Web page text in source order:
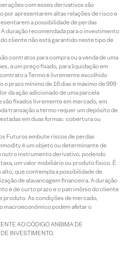
com esses derivativos são
por apresentarem altas relações de risco e
a possibilidade de perdas
duração recomendada para o investimento
cliente não está garantido neste tipo de
contratos para compra ou a venda de uma
a um preço fixado, para liquidação em
a Termo é livremente escolhido
prazo mínimo de 16 dias e máximo de 999
da ação adicionado de uma parcela
fixados livremente em mercado, em
transação a termo requer um depósito de
em duas formas: cobertura ou
Futuros embute riscos de perdas
é um objeto ou determinante de
instrumento derivativo, podendo
um valor mobiliário ou produto físico. É
que contempla a possibilidade de
de alavancagem financeira. A duração
é de curto prazo e o patrimônio do cliente
produto. As condições de mercado,
macroeconômico podem afetar o
AO CÓDIGO ANBIMA DE
INVESTIMENTO.